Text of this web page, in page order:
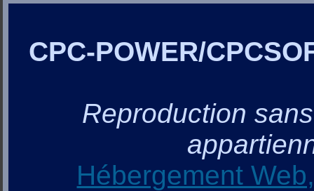
CPC-POWER/
Reproduction
Hébergement